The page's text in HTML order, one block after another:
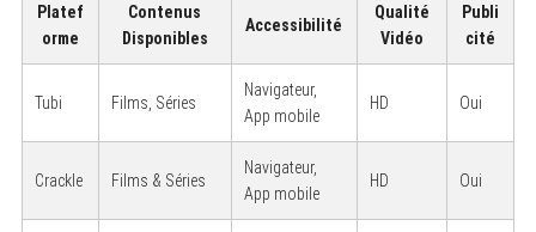
Platef
orme
Contenus
Disponibles
Accessibilité
Qualité
Vidéo
Publi
cité
Tubi Films, Séries
Navigateur,
App mobile
HD Oui
Crackle Films & Séries
Navigateur,
App mobile
HD Oui